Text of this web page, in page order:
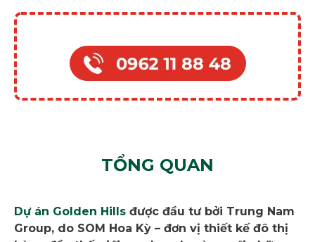
TỔNG QUAN
Dự án Golden Hills được đầu tư bởi Trung Nam
Group, do SOM Hoa Kỳ – đơn vị thiết kế đô thị